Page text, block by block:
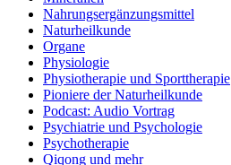
Nahrungsergänzungsmittel
Naturheilkunde
Organe
Physiologie
Physiotherapie und Sporttherapie
Pioniere der Naturheilkunde
Podcast: Audio Vortrag
Psychiatrie und Psychologie
Psychotherapie
Qiqong und mehr